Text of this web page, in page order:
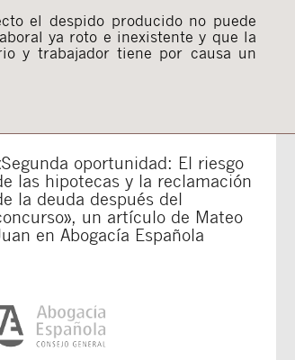
el despido producido no puede
ya roto e inexistente y que la
y trabajador tiene por causa un
oportunidad: El riesgo
las hipotecas y la reclamación
la deuda después del
un artículo de Mateo
en Abogacía Española